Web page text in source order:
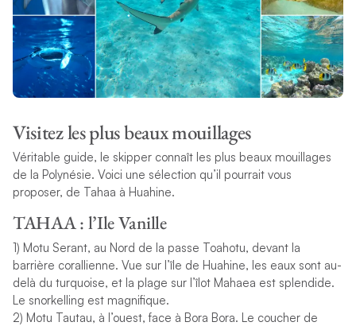
Visitez les plus beaux mouillages
Véritable guide, le skipper connaît les plus beaux mouillages
de la Polynésie. Voici une sélection qu’il pourrait vous
proposer, de Tahaa à Huahine.
TAHAA : l’Ile Vanille
1) Motu Serant, au Nord de la passe Toahotu, devant la
barrière corallienne. Vue sur l’île de Huahine, les eaux sont au-
delà du turquoise, et la plage sur l’îlot Mahaea est splendide.
Le snorkelling est magnifique.
2) Motu Tautau, à l’ouest, face à Bora Bora. Le coucher de